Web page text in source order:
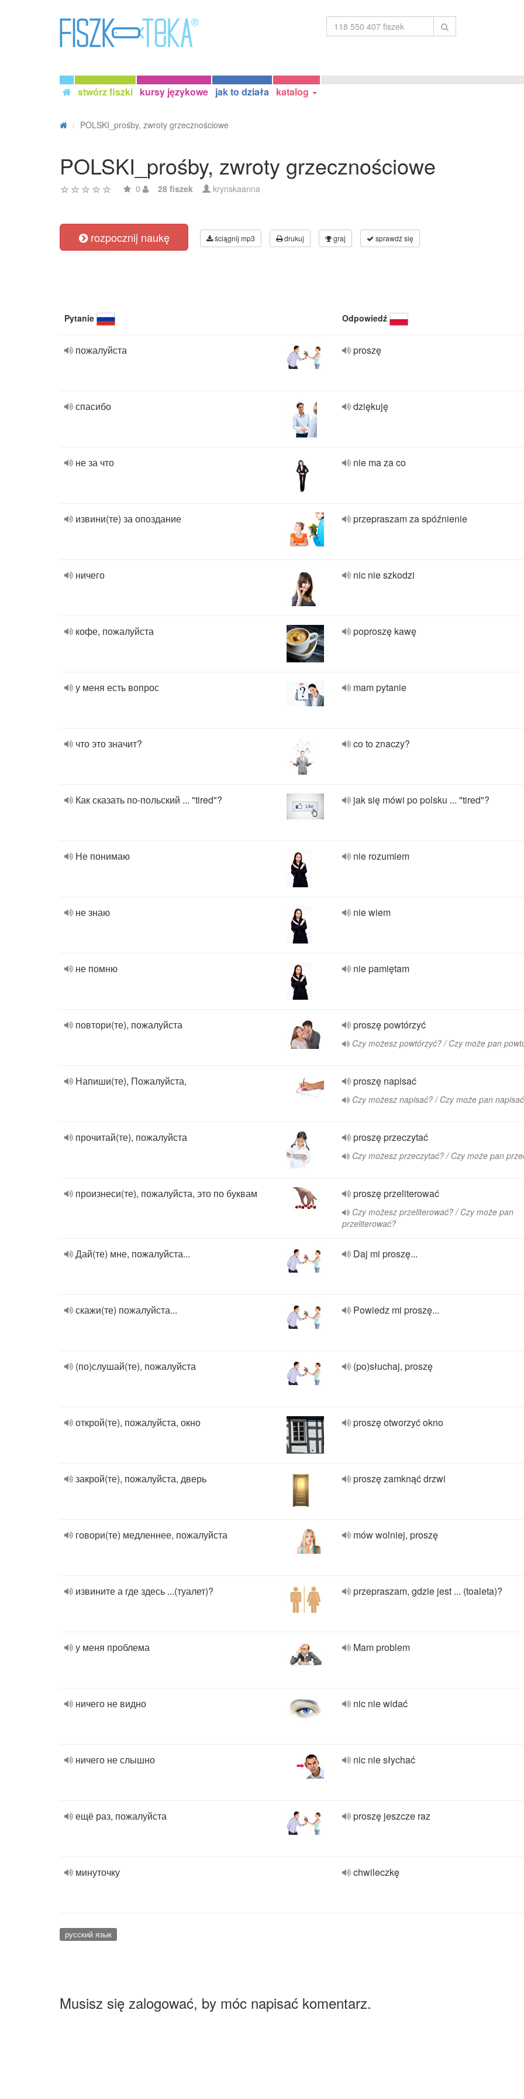
stwórz fiszki kursy językowe jak to działa katalog
POLSKI_prośby, zwroty grzecznościowe
POLSKI_prośby, zwroty grzecznościowe
0 28 fiszek krynskaanna
rozpocznij naukę ściągnij mp3 drukuj graj sprawdź się
Pytanie Odpowiedź
пожалуйста proszę
спасибо dziękuję
не за что nie ma za co
извини(те) за опоздание przepraszam za spóźnienie
ничего nic nie szkodzi
кофе, пожалуйста poproszę kawę
у меня есть вопрос mam pytanie
что это значит? co to znaczy?
Как сказать по-польский ... "tired"? jak się mówi po polsku ... "tired"?
Не понимаю nie rozumiem
не знаю nie wiem
не помню nie pamiętam
повтори(те), пожалуйста proszę powtórzyć
Czy możesz powtórzyć? / Czy może pan
Напиши(те), Пожалуйста, proszę napisać
Czy możesz napisać? / Czy może pan
прочитай(те), пожалуйста proszę przeczytać
Czy możesz przeczytać? / Czy może pan
произнеси(те), пожалуйста, это по буквам proszę przeliterować
Czy możesz przeliterować? / Czy może pan
przeliterować?
Дай(те) мне, пожалуйста... Daj mi proszę...
скажи(те) пожалуйста... Powiedz mi proszę...
(по)слушай(те), пожалуйста (po)słuchaj, proszę
открой(те), пожалуйста, окно proszę otworzyć okno
закрой(те), пожалуйста, дверь proszę zamknąć drzwi
говори(те) медленнее, пожалуйста mów wolniej, proszę
извините а где здесь ...(туалет)? przepraszam, gdzie jest ... (toaleta)?
у меня проблема Mam problem
ничего не видно nic nie widać
ничего не слышно nic nie słychać
ещё раз, пожалуйста proszę jeszcze raz
минуточку chwileczkę
русский язык
Musisz się zalogować, by móc napisać komentarz.